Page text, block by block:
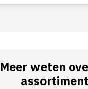
Meer weten